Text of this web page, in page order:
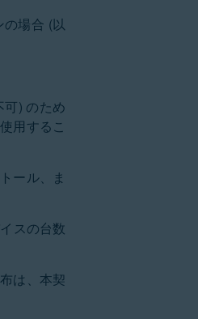
場合 (以
) のため
用するこ
ール、ま
スの台数
は、本契